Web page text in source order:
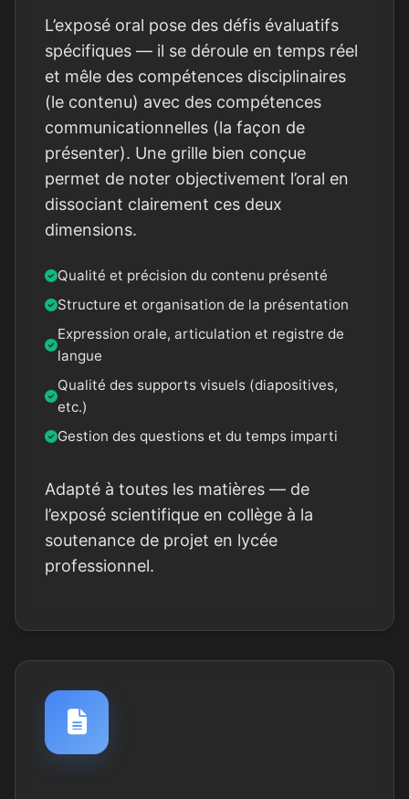
L’exposé oral pose des défis évaluatifs
spécifiques — il se déroule en temps réel
et mêle des compétences disciplinaires
(le contenu) avec des compétences
communicationnelles (la façon de
présenter). Une grille bien conçue
permet de noter objectivement l’oral en
dissociant clairement ces deux
dimensions.
Qualité et précision du contenu présenté
Structure et organisation de la présentation
Expression orale, articulation et registre de
langue
Qualité des supports visuels (diapositives,
etc.)
Gestion des questions et du temps imparti
Adapté à toutes les matières — de
l’exposé scientifique en collège à la
soutenance de projet en lycée
professionnel.